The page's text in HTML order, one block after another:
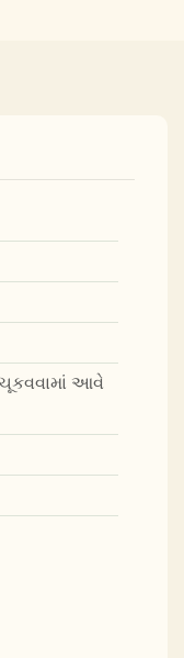
ચૂકવવામાં આવે